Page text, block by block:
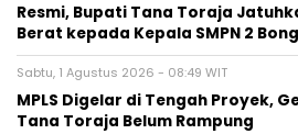
Resmi, Bupati Tana Toraja
Berat kepada Kepala SMPN 2
Sabtu, 1 Agustus 2026 - 08:49 WIT
MPLS Digelar di Tengah Proyek,
Tana Toraja Belum Rampung